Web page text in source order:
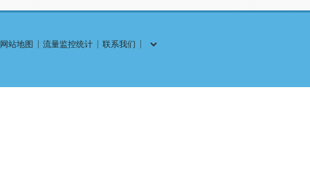
网站地图 流量监控统计 联系我们